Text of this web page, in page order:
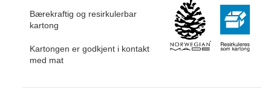
Bærekraftig og resirkulerbar
kartong
Kartongen er godkjent i kontakt
med mat